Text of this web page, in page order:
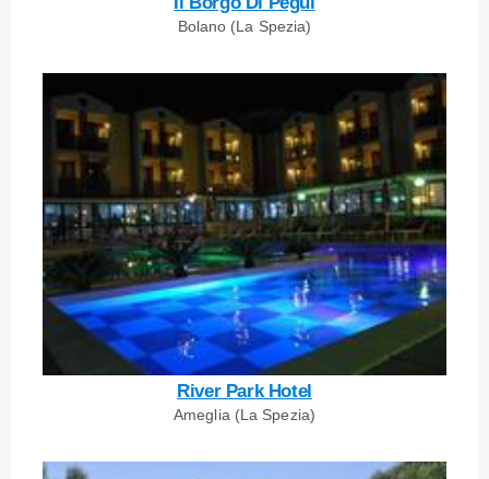
Bolano (La Spezia)
River Park Hotel
Ameglia (La Spezia)